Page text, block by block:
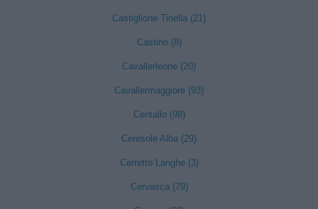
Castiglione Tinella (21)
Castino (8)
Cavallerleone (20)
Cavallermaggiore (93)
Centallo (98)
Ceresole Alba (29)
Cerretto Langhe (3)
Cervasca (79)